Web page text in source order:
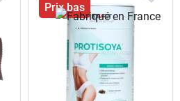
Prix bas